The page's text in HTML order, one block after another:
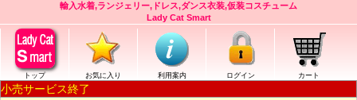
輸入水着,ランジェリー,ドレス,ダンス衣装,仮装コスチューム
Lady Cat Smart
トップ お気に入り 利用案内 ログイン カート
小売サービス終了